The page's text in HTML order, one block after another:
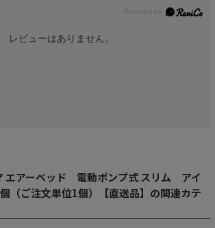
レビューはありません。
エアーベッド 電動ポンプ式 スリム アイ
（ご注文単位1個）【直送品】の関連カテ